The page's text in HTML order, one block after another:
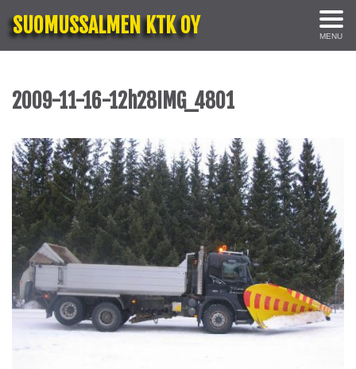
SUOMUSSALMEN KTK OY MENU
2009-11-16-12h28IMG_4801